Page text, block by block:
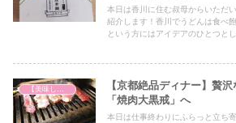
本日は香川に住む叔母からいただ
紹介します！香川でうどんは食べ
という方にはアイデアのひとつと
【美味しいは正義】
【京都絶品ディナー】贅
「焼肉大黒戒」へ
本日は仕事終わりにふらっと立ち